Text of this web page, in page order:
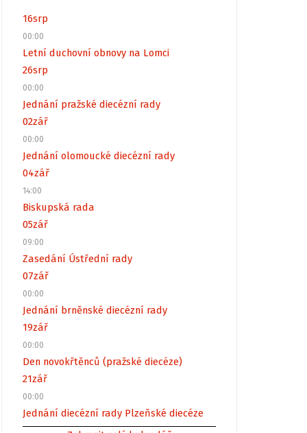
16srp
00:00
Letní duchovní obnovy na Lomci
26srp
00:00
Jednání pražské diecézní rady
02zář
00:00
Jednání olomoucké diecézní rady
04zář
14:00
Biskupská rada
05zář
09:00
Zasedání Ústřední rady
07zář
00:00
Jednání brněnské diecézní rady
19zář
00:00
Den novokřtěnců (pražské diecéze)
21zář
00:00
Jednání diecézní rady Plzeňské diecéze